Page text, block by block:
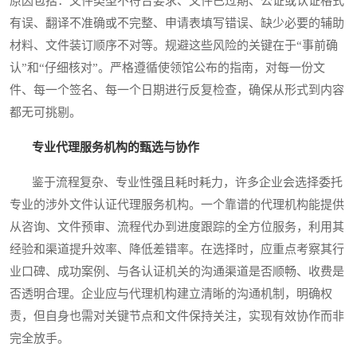
有误、翻译不准确或不完整、申请表填写错误、缺少必要的辅助
材料、文件装订顺序不对等。规避这些风险的关键在于“事前确
认”和“仔细核对”。严格遵循使领馆公布的指南，对每一份文
件、每一个签名、每一个日期进行反复检查，确保从形式到内容
都无可挑剔。
专业代理服务机构的甄选与协作
鉴于流程复杂、专业性强且耗时耗力，许多企业会选择委托
专业的涉外文件认证代理服务机构。一个靠谱的代理机构能提供
从咨询、文件预审、流程代办到进度跟踪的全方位服务，利用其
经验和渠道提升效率、降低差错率。在选择时，应重点考察其行
业口碑、成功案例、与各认证机关的沟通渠道是否顺畅、收费是
否透明合理。企业应与代理机构建立清晰的沟通机制，明确权
责，但自身也需对关键节点和文件保持关注，实现有效协作而非
完全放手。